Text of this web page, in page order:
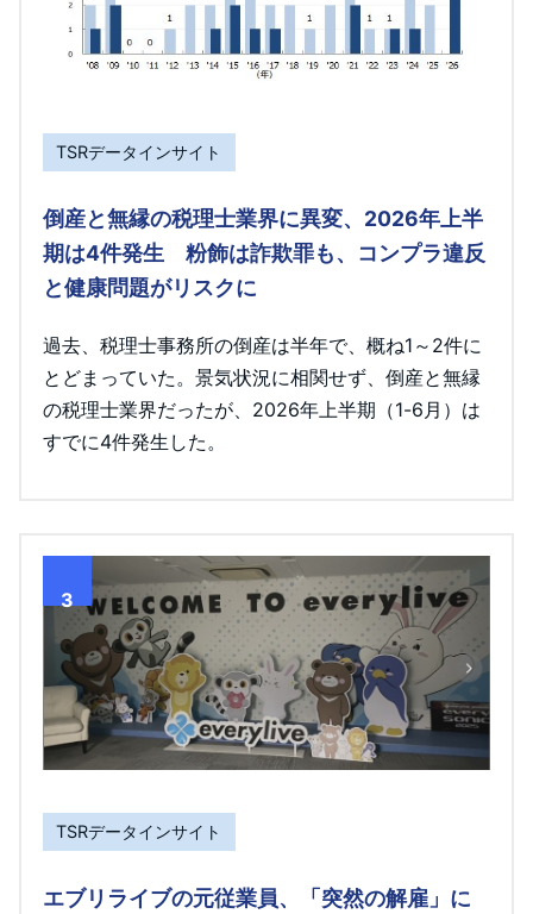
TSRデータインサイト
倒産と無縁の税理士業界に異変、2026年上半
期は4件発生 粉飾は詐欺罪も、コンプラ違反
と健康問題がリスクに
過去、税理士事務所の倒産は半年で、概ね1～2件に
とどまっていた。景気状況に相関せず、倒産と無縁
の税理士業界だったが、2026年上半期（1-6月）は
すでに4件発生した。
3
TSRデータインサイト
エブリライブの元従業員、「突然の解雇」に